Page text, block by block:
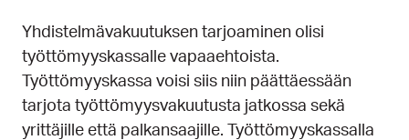
Yhdistelmävakuutuksen tarjoaminen olisi
työttömyyskassalle vapaaehtoista.
Työttömyyskassa voisi siis niin päättäessään
tarjota työttömyysvakuutusta jatkossa sekä
yrittäjille että palkansaajille. Työttömyyskassalla